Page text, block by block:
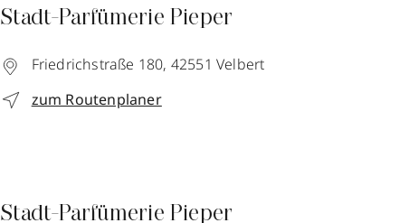
Stadt-Parfümerie Pieper
Friedrichstraße 180, 42551 Velbert
zum Routenplaner
Stadt-Parfümerie Pieper